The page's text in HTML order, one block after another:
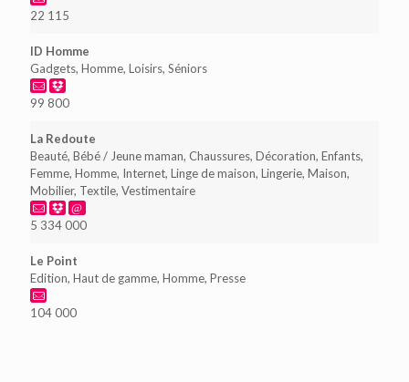
22 115
ID Homme
Gadgets, Homme, Loisirs, Séniors
99 800
La Redoute
Beauté, Bébé / Jeune maman, Chaussures, Décoration, Enfants,
Femme, Homme, Internet, Linge de maison, Lingerie, Maison,
Mobilier, Textile, Vestimentaire
5 334 000
Le Point
Edition, Haut de gamme, Homme, Presse
104 000